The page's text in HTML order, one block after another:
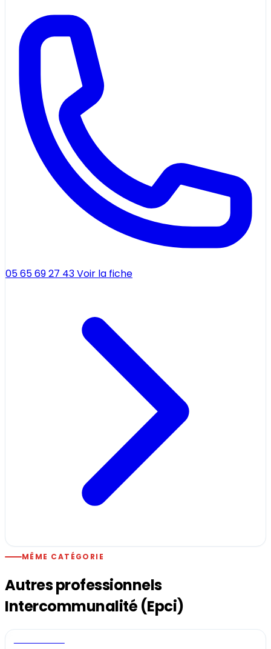
05 65 69 27 43Voir la fiche
MÊME CATÉGORIE
Autres professionnels
Intercommunalité (Epci)